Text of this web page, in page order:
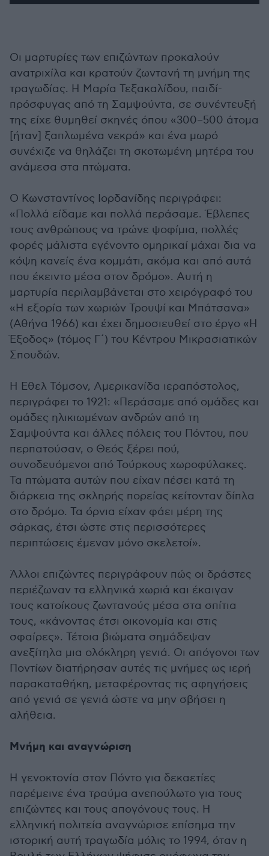
Οι μαρτυρίες των επιζώντων προκαλούν
ανατριχίλα και κρατούν ζωντανή τη μνήμη της
τραγωδίας. Η Μαρία Τεξακαλίδου, παιδί-
πρόσφυγας από τη Σαμψούντα, σε συνέντευξή
της είχε θυμηθεί σκηνές όπου «300–500 άτομα
[ήταν] ξαπλωμένα νεκρά» και ένα μωρό
συνέχιζε να θηλάζει τη σκοτωμένη μητέρα του
ανάμεσα στα πτώματα.
Ο Κωνσταντίνος Ιορδανίδης περιγράφει:
«Πολλά είδαμε και πολλά περάσαμε. Έβλεπες
τους ανθρώπους να τρώνε ψοφίμια, πολλές
φορές μάλιστα εγένοντο ομηρικαί μάχαι δια να
κόψη κανείς ένα κομμάτι, ακόμα και από αυτά
που έκειντο μέσα στον δρόμο». Αυτή η
μαρτυρία περιλαμβάνεται στο χειρόγραφό του
«Η εξορία των χωριών Τρουψί και Μπάτσανα»
(Αθήνα 1966) και έχει δημοσιευθεί στο έργο «Η
Έξοδος» (τόμος Γ΄) του Κέντρου Μικρασιατικών
Σπουδών.
Η Εθελ Τόμσον, Αμερικανίδα ιεραπόστολος,
περιγράφει το 1921: «Περάσαμε από ομάδες και
ομάδες ηλικιωμένων ανδρών από τη
Σαμψούντα και άλλες πόλεις του Πόντου, που
περπατούσαν, ο Θεός ξέρει πού,
συνοδευόμενοι από Τούρκους χωροφύλακες.
Τα πτώματα αυτών που είχαν πέσει κατά τη
διάρκεια της σκληρής πορείας κείτονταν δίπλα
στο δρόμο. Τα όρνια είχαν φάει μέρη της
σάρκας, έτσι ώστε στις περισσότερες
περιπτώσεις έμεναν μόνο σκελετοί».
Άλλοι επιζώντες περιγράφουν πώς οι δράστες
περιέζωναν τα ελληνικά χωριά και έκαιγαν
τους κατοίκους ζωντανούς μέσα στα σπίτια
τους, «κάνοντας έτσι οικονομία και στις
σφαίρες». Τέτοια βιώματα σημάδεψαν
ανεξίτηλα μια ολόκληρη γενιά. Οι απόγονοι των
Ποντίων διατήρησαν αυτές τις μνήμες ως ιερή
παρακαταθήκη, μεταφέροντας τις αφηγήσεις
από γενιά σε γενιά ώστε να μην σβήσει η
αλήθεια.
Μνήμη και αναγνώριση
Η γενοκτονία στον Πόντο για δεκαετίες
παρέμεινε ένα τραύμα ανεπούλωτο για τους
επιζώντες και τους απογόνους τους. Η
ελληνική πολιτεία αναγνώρισε επίσημα την
ιστορική αυτή τραγωδία μόλις το 1994, όταν η